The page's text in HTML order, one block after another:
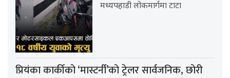
मध्यपहाडी लोकमार्गमा टाटा
प्रियंका कार्कीको ‘मास्टर्नी’को ट्रेलर सार्वजनिक, छोरी